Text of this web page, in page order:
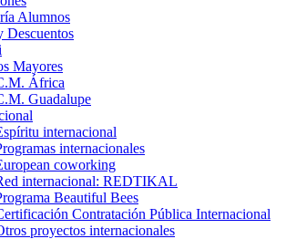
Alumnos
Descuentos
Mayores
África
Guadalupe
internacional
internacionales
coworking
internacional: REDTIKAL
Beautiful Bees
Contratación Pública Internacional
proyectos internacionales